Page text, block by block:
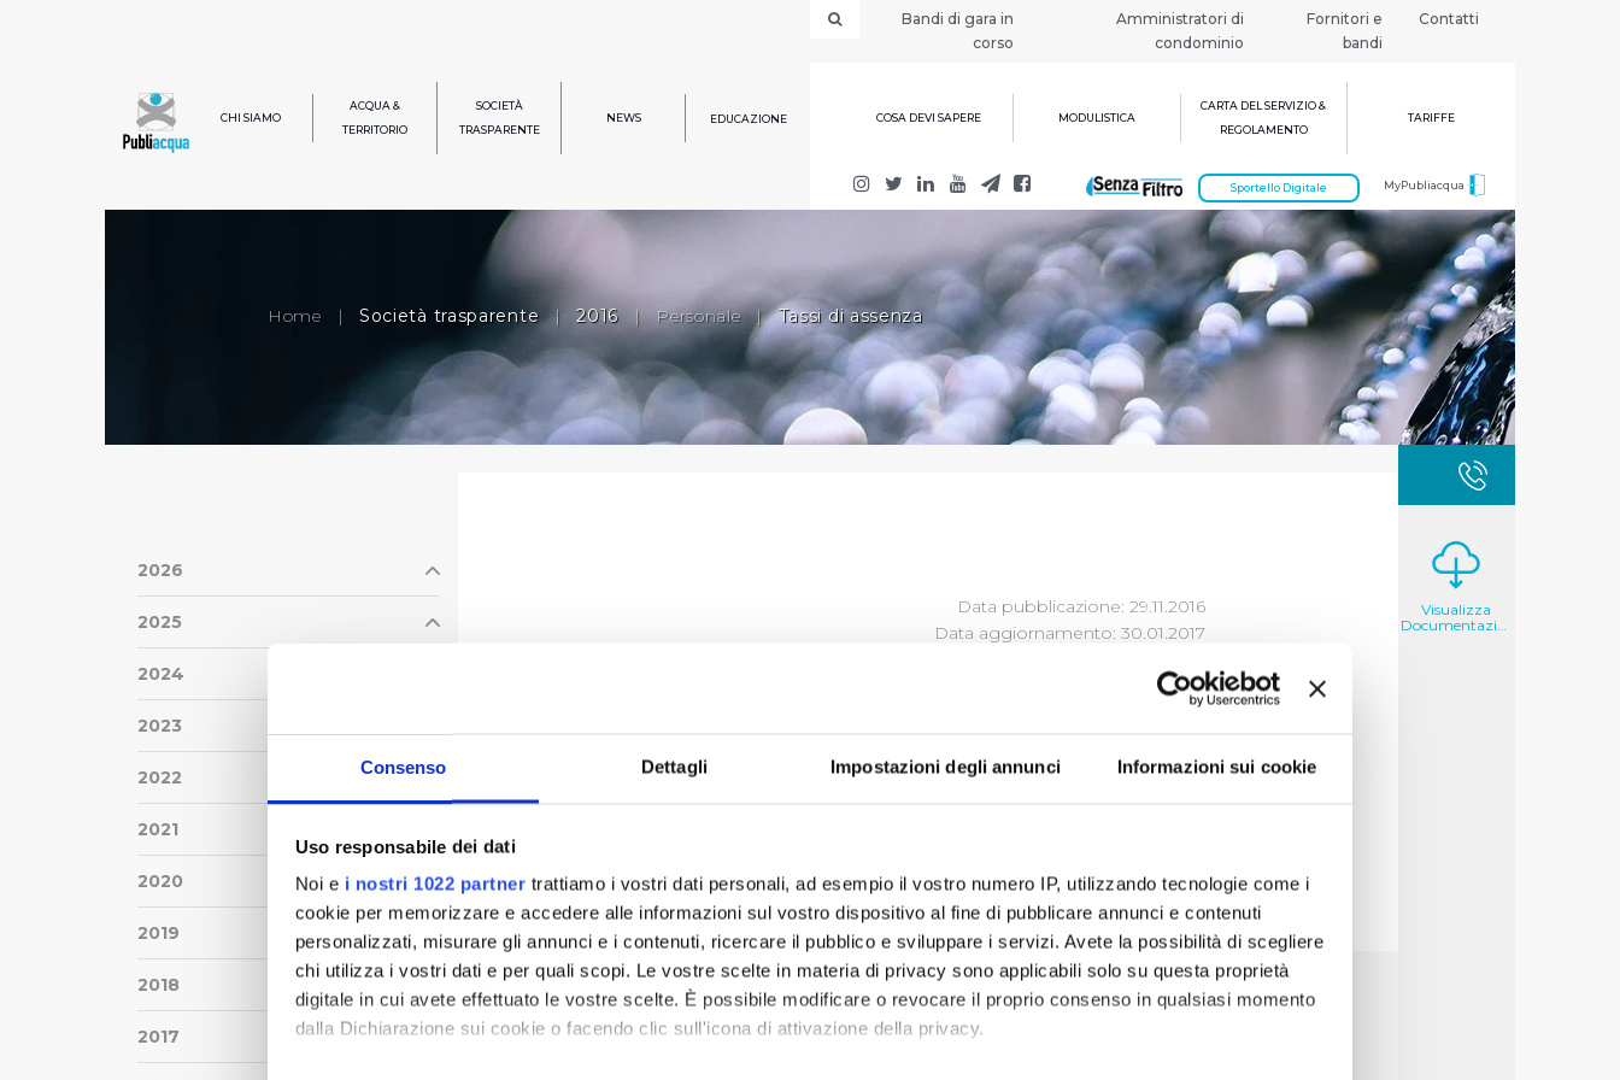
Consenso Dettagli Impostazioni degli annunci Informazioni sui cookie
Uso responsabile dei dati
Noi e i nostri 1022 partner trattiamo i vostri dati personali, ad esempio il vostro numero IP, utilizzando tecnologie come i
cookie per memorizzare e accedere alle informazioni sul vostro dispositivo al fine di pubblicare annunci e contenuti
personalizzati, misurare gli annunci e i contenuti, ricercare il pubblico e sviluppare i servizi. Avete la possibilità di scegliere
chi utilizza i vostri dati e per quali scopi. Le vostre scelte in materia di privacy sono applicabili solo su questa proprietà
digitale in cui avete effettuato le vostre scelte. È possibile modificare o revocare il proprio consenso in qualsiasi momento
dalla Dichiarazione sui cookie o facendo clic sull'icona di attivazione della privacy.
Bandi di gara in
corso
Amministratori di
condominio
Fornitori e
bandi
Contatti
CHI SIAMO
ACQUA &
TERRITORIO
SOCIETÀ
TRASPARENTE
NEWS EDUCAZIONE COSA DEVI SAPERE MODULISTICA
CARTA DEL SERVIZIO &
REGOLAMENTO
TARIFFE
MyPubliacqua
Sportello Digitale
Home | Società trasparente | 2016 | Personale | Tassi di assenza
2026
2025
2024
2023
2022
2021
2020
2019
2018
2017
Data pubblicazione: 29.11.2016
Data aggiornamento: 30.01.2017
Visualizza
Documentazione